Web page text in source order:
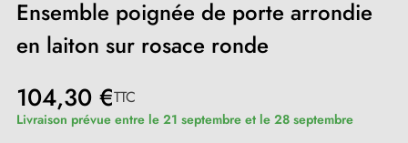
Ensemble poignée de porte arrondie
en laiton sur rosace ronde
104,30 €TTC
Livraison prévue entre le 21 septembre et le 28 septembre